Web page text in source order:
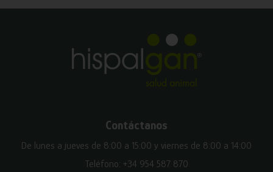
Contáctanos
De lunes a jueves de 8:00 a 15:00 y viernes de 8:00 a 14:00
Teléfono: +34 954 587 870